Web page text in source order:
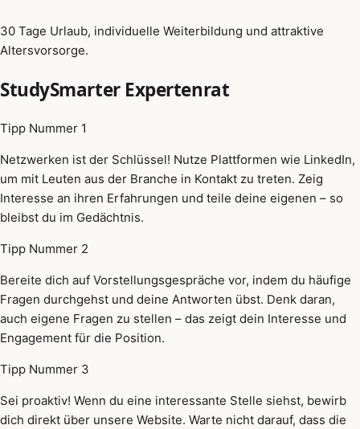
30 Tage Urlaub, individuelle Weiterbildung und attraktive
Altersvorsorge.
StudySmarter Expertenrat
Tipp Nummer 1
Netzwerken ist der Schlüssel! Nutze Plattformen wie LinkedIn,
um mit Leuten aus der Branche in Kontakt zu treten. Zeig
Interesse an ihren Erfahrungen und teile deine eigenen – so
bleibst du im Gedächtnis.
Tipp Nummer 2
Bereite dich auf Vorstellungsgespräche vor, indem du häufige
Fragen durchgehst und deine Antworten übst. Denk daran,
auch eigene Fragen zu stellen – das zeigt dein Interesse und
Engagement für die Position.
Tipp Nummer 3
Sei proaktiv! Wenn du eine interessante Stelle siehst, bewirb
dich direkt über unsere Website. Warte nicht darauf, dass die